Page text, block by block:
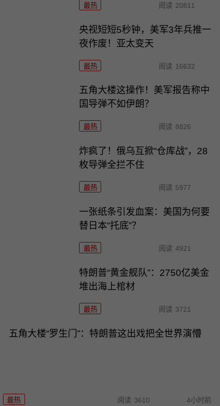
最热 阅读 20811
央视短短5秒钟，美军3年兵推一
夜作废！亚太变天
最热 阅读 16632
五角大楼这操作！美军报告称中
国导弹不如伊朗？
最热 阅读 8826
炸疯了！俄乌互掀“仓库战”，28
枚导弹全拦不住
最热 阅读 5977
一张纸条引发血案：美国为何要
替日本“托底”？
最热 阅读 4921
特朗普“黄金舰队”：2750亿美金
堆出海上棺材
最热 阅读 3721
五角大楼“罗生门”：特朗普这出戏把全世界演懵
最热 阅读 3610 4小时前